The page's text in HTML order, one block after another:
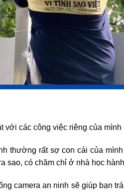
với các công việc riêng của
thường rất sợ con cái của
sao, có chăm chỉ ở nhà học
camera an ninh sẽ giúp bạn